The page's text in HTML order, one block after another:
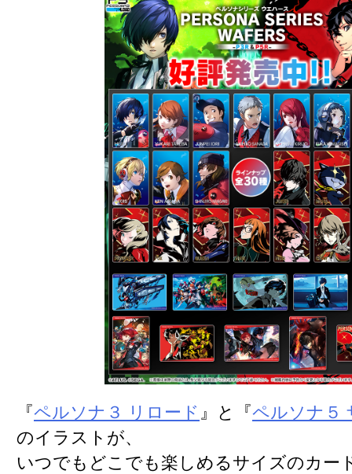
『ペルソナ３ リロード 』と『ペルソナ５
のイラストが、
いつでもどこでも楽しめるサイズのカー